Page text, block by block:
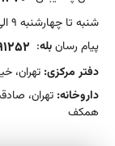
شنبه تا چهارشنبه 9 الی 21
پیام رسانبله:
دفتر مرکزی: تهران،
داروخانه:
همکف